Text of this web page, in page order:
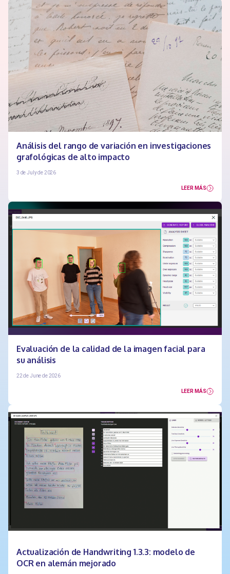
Análisis del rango de variación en investigaciones
grafológicas de alto impacto
3 de July de 2026
LEER MÁS
Evaluación de la calidad de la imagen facial para
su análisis
22 de June de 2026
LEER MÁS
Actualización de Handwriting 1.3.3: modelo de
OCR en alemán mejorado